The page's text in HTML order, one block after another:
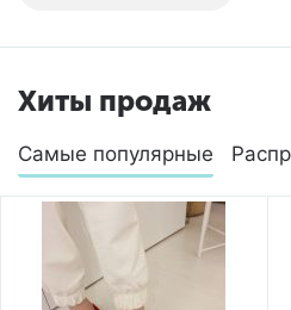
Хиты продаж
Самые популярные